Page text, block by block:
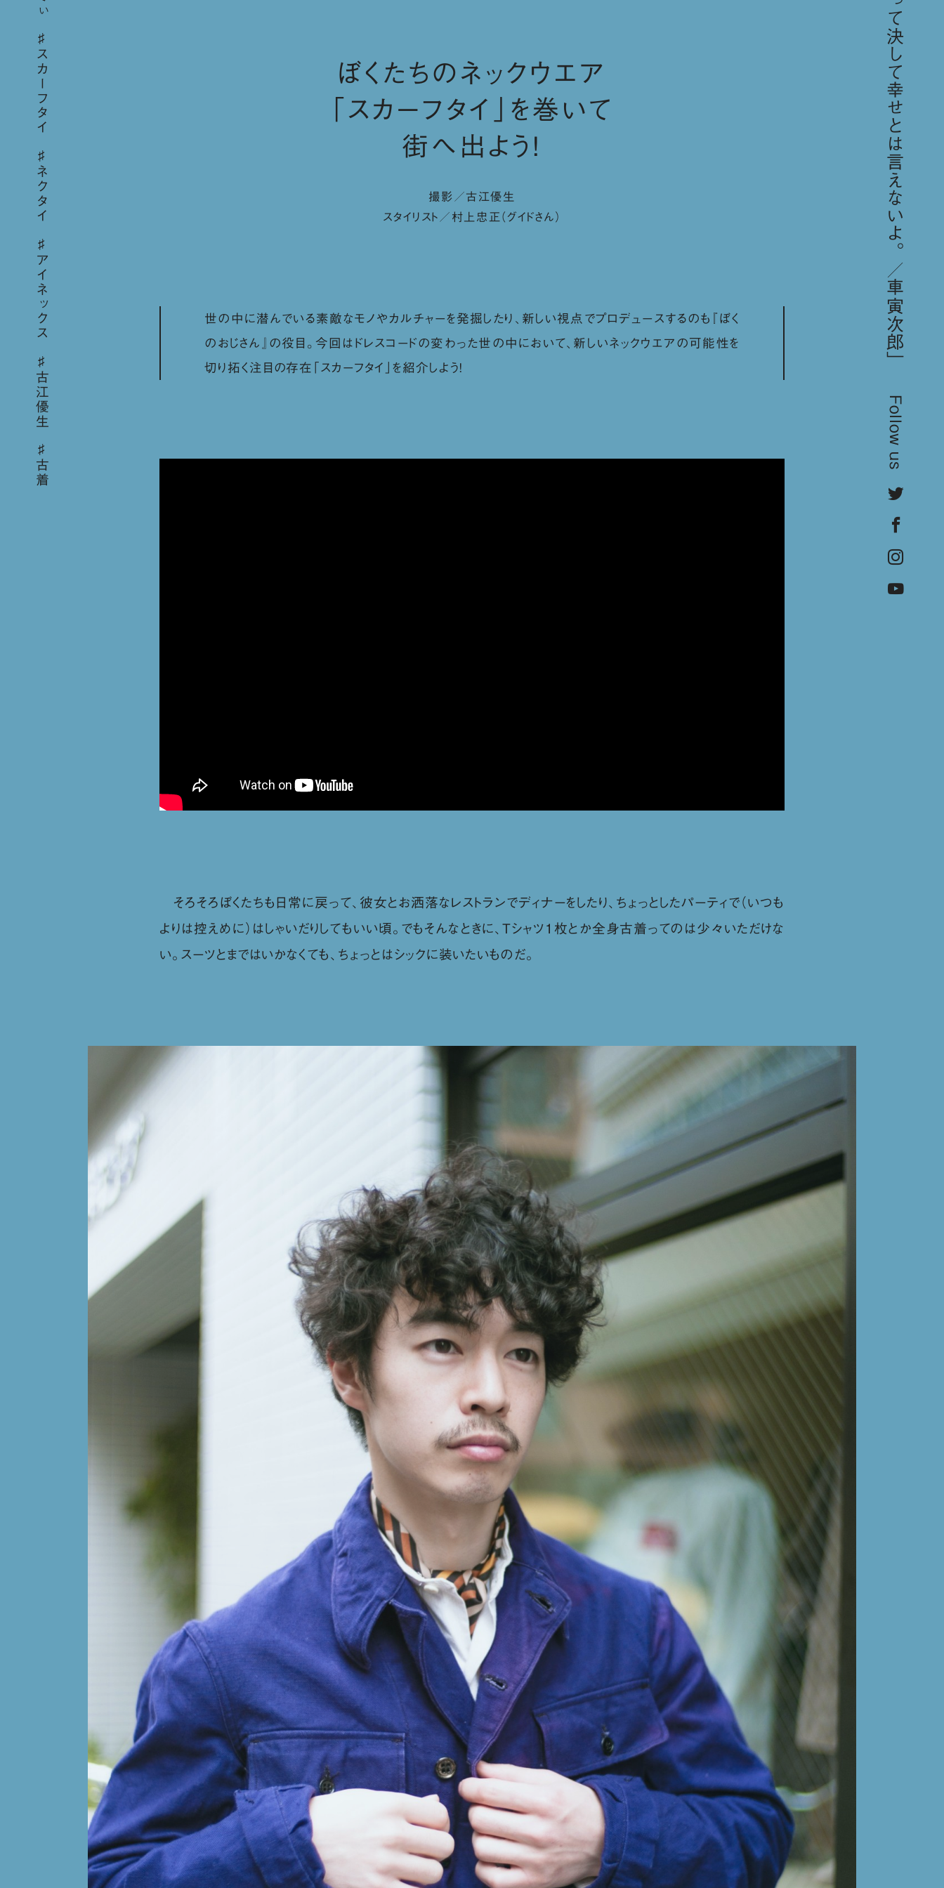
Follow us
ぼくたちのネックウエア
「スカーフタイ」を巻いて
街へ出よう！
撮影／古江優生
スタイリスト／村上忠正（グイドさん）
スカーフタイ
ネクタイ
アイネックス
古江優生
古着
世の中に潜んでいる素敵なモノやカルチャーを発掘したり、新しい視点でプロデュースするのも『ぼく
のおじさん』の役目。今回はドレスコードの変わった世の中において、新しいネックウエアの可能性を
切り拓く注目の存在「スカーフタイ」を紹介しよう！
そろそろぼくたちも日常に戻って、彼女とお洒落なレストランでディナーをしたり、ちょっとしたパーティで（いつも
よりは控えめに）はしゃいだりしてもいい頃。でもそんなときに、Tシャツ1枚とか全身古着ってのは少々いただけな
い。スーツとまではいかなくても、ちょっとはシックに装いたいものだ。